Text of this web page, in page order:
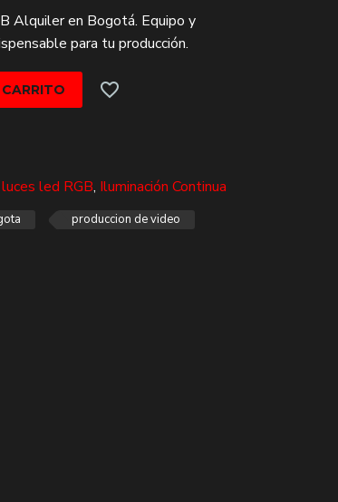
Alquiler en Bogotá. Equipo y
para tu producción.
led RGB, Iluminación Continua
produccion de video